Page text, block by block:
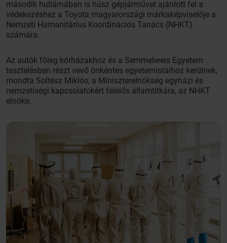
második hullámában is húsz gépjárművet ajánlott fel a
védekezéshez a Toyota magyarországi márkaképviselője a
Nemzeti Humanitárius Koordinációs Tanács (NHKT)
számára.
Az autók főleg kórházakhoz és a Semmelweis Egyetem
tesztelésben részt vevő önkéntes egyetemistáihoz kerülnek,
mondta Soltész Miklós, a Miniszterelnökség egyházi és
nemzetiségi kapcsolatokért felelős államtitkára, az NHKT
elnöke.